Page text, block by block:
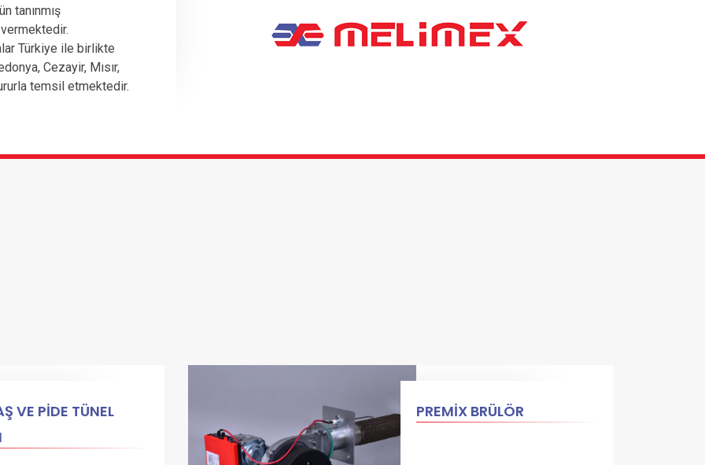
tanınmış
Türkiye ile birlikte
Cezayir, Mısır,
temsil etmektedir.
VE PİDE TÜNEL
PREMİX BRÜLÖR